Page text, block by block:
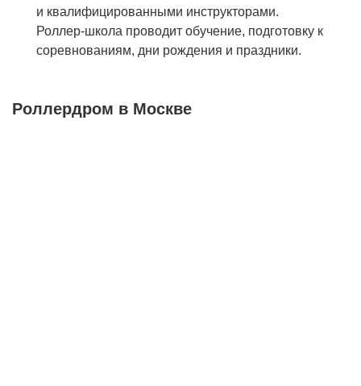
и квалифицированными инструкторами.
Роллер-школа проводит обучение, подготовку к
соревнованиям, дни рождения и праздники.
Роллердром в Москве